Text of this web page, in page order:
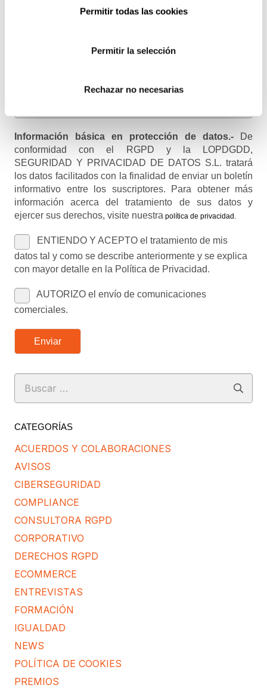
Permitir todas las cookies
Permitir la selección
Rechazar no necesarias
Información básica en protección de datos.- De
conformidad con el RGPD y la LOPDGDD,
SEGURIDAD Y PRIVACIDAD DE DATOS S.L. tratará
los datos facilitados con la finalidad de enviar un boletín
informativo entre los suscriptores. Para obtener más
información acerca del tratamiento de sus datos y
ejercer sus derechos, visite nuestra política de privacidad
ENTIENDO Y ACEPTO el tratamiento de mis
datos tal y como se describe anteriormente y se explica
con mayor detalle en la Política de Privacidad.
AUTORIZO el envío de comunicaciones
comerciales.
Enviar
Buscar:
CATEGORÍAS
ACUERDOS Y COLABORACIONES
AVISOS
CIBERSEGURIDAD
COMPLIANCE
CONSULTORA RGPD
CORPORATIVO
DERECHOS RGPD
ECOMMERCE
ENTREVISTAS
FORMACIÓN
IGUALDAD
NEWS
POLÍTICA DE COOKIES
PREMIOS